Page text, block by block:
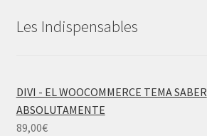
Les Indispensables
DIVI - EL WOOCOMMERCE TEMA SABER
ABSOLUTAMENTE
89,00€